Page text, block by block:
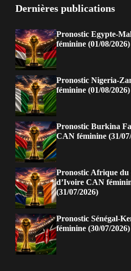
Dernières publications
Pronostic Egypte-
féminine (01/08/2026)
Pronostic Nigeria-
féminine (01/08/2026)
Pronostic Burkina
CAN féminine (31/
Pronostic Afrique du
d’Ivoire CAN
(31/07/2026)
Pronostic Sénégal-
féminine (30/07/2026)